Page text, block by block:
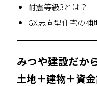
耐震等級3とは？
GX志向型住宅の補
みつや建設だか
土地＋建物＋資